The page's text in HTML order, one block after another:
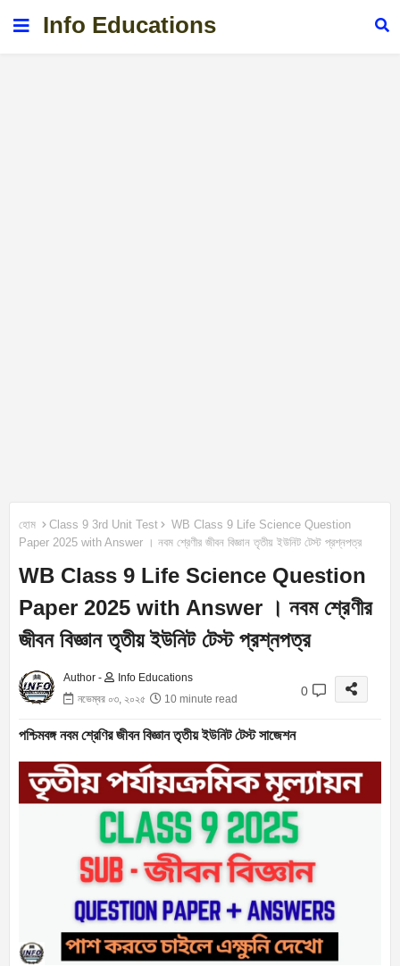
Info Educations
হোম Class 9 3rd Unit Test
WB Class 9 Life Science Question
Paper 2025 with Answer । নবম শ্রেণীর জীবন বিজ্ঞান তৃতীয় ইউনিট টেস্ট প্রশ্নপত্র
WB Class 9 Life Science Question
Paper 2025 with Answer । নবম শ্রেণীর
জীবন বিজ্ঞান তৃতীয় ইউনিট টেস্ট প্রশ্নপত্র
Author -
Info Educations
নভেম্বর ০৩, ২০২৫
10 minute read
0
পশ্চিমবঙ্গ নবম শ্রেণির জীবন বিজ্ঞান তৃতীয় ইউনিট টেস্ট সাজেশন